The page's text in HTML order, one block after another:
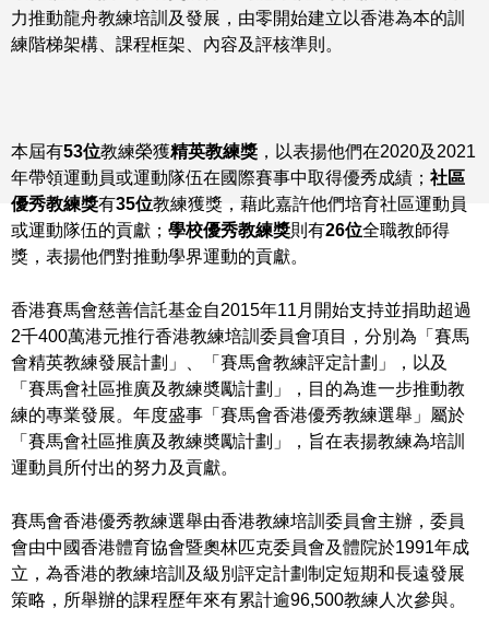
最佳教練培訓工作者獎 的得主為龍舟教練李婉詩，她一直致
力推動龍舟教練培訓及發展，由零開始建立以香港為本的訓
本屆有53位 教練榮獲精英教練獎，以表揚他們在2020及2021
年帶領運動員或運動隊伍在國際賽事中取得優秀成績；社區
優秀教練獎有35位 教練獲獎，藉此嘉許他們培育社區運動員
或運動隊伍的貢獻；學校優秀教練獎
香港賽馬會慈善信託基金自2015年11月開始支持並捐助超過
2千400萬港元推行香港教練培訓委員會項目，分別為「賽馬
會精英教練發展計劃」、「賽馬會教練評定計劃」，以及
「賽馬會社區推廣及教練奬勵計劃」，目的為進一步推動教
練的專業發展。年度盛事「賽馬會香港優秀教練選舉」屬於
「賽馬會社區推廣及教練奬勵計劃」，旨在表揚教練為培訓
賽馬會香港優秀教練選舉由香港教練培訓委員會主辦，委員
會由中國香港體育協會暨奧林匹克委員會及體院於1991年成
立，為香港的教練培訓及級別評定計劃制定短期和長遠發展